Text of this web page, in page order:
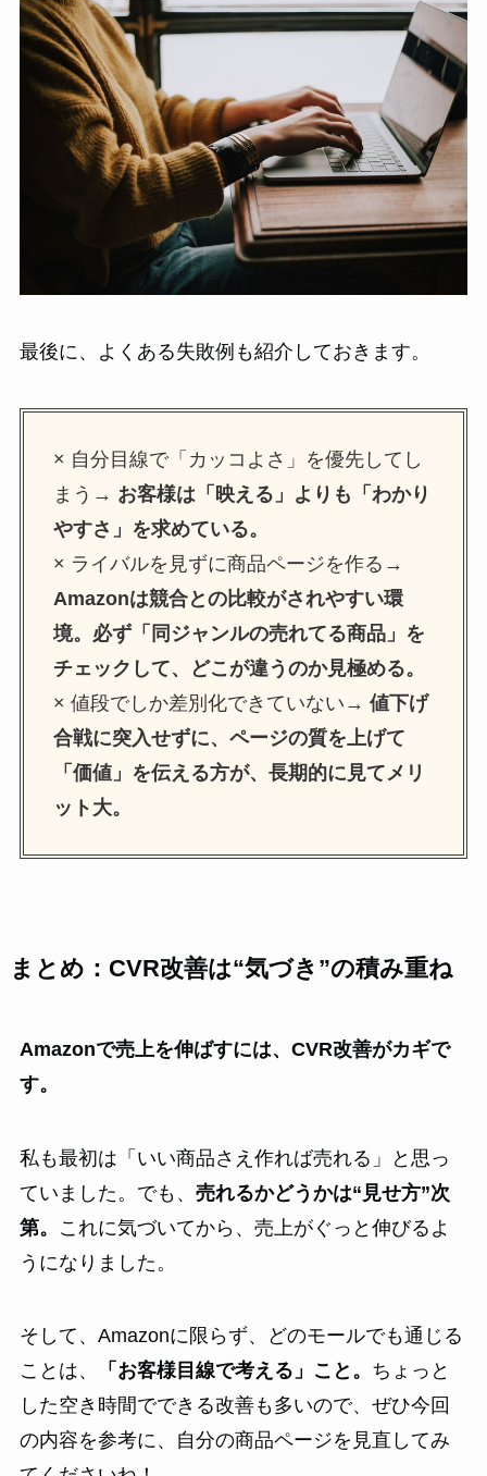
最後に、よくある失敗例も紹介しておきます。
× 自分目線で「カッコよさ」を優先してし
まう→ お客様は「映える」よりも「わかり
やすさ」を求めている。
× ライバルを見ずに商品ページを作る→
Amazonは競合との比較がされやすい環
境。必ず「同ジャンルの売れてる商品」を
チェックして、どこが違うのか見極める。
× 値段でしか差別化できていない→ 値下げ
合戦に突入せずに、ページの質を上げて
「価値」を伝える方が、長期的に見てメリ
ット大。
まとめ：CVR改善は“気づき”の積み重ね
Amazonで売上を伸ばすには、CVR改善がカギで
す。
私も最初は「いい商品さえ作れば売れる」と思っ
ていました。でも、 売れるかどうかは“見せ方”次
第。
これに気づいてから、売上がぐっと伸びるよ
うになりました。
そして、Amazonに限らず、どのモールでも通じる
ことは、
「お客様目線で考える」こと。 ちょっと
した空き時間でできる改善も多いので、ぜひ今回
の内容を参考に、自分の商品ページを見直してみ